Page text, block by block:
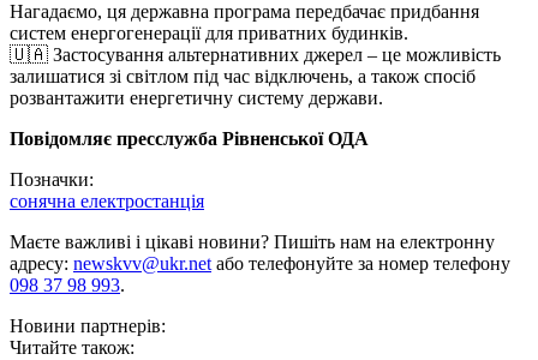
Нагадаємо, ця державна програма передбачає придбання
систем енергогенерації для приватних будинків.
🇺🇦 Застосування альтернативних джерел – це можливість
залишатися зі світлом під час відключень, а також спосіб
розвантажити енергетичну систему держави.
Повідомляє пресслужба Рівненської ОДА
Позначки:
сонячна електростанція
Маєте важливі і цікаві новини? Пишіть нам на електронну
адресу: newskvv@ukr.netабо телефонуйте за номер телефону
098 37 98 993.
Новини партнерів:
Читайте також: